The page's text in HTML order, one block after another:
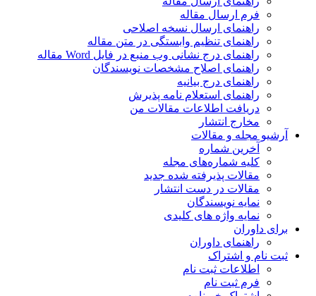
فرم ارسال مقاله
راهنمای ارسال نسخه اصلاحی
راهنمای تنظیم وابستگی در متن مقاله
راهنمای درج نشانی وب منبع در فایل Word مقاله
راهنمای اصلاح مشخصات نویسندگان
راهنمای درج بیانیه
راهنمای استعلام نامه پذیرش
دریافت اطلاعات مقالات من
مخارج انتشار
آرشیو مجله و مقالات
آخرین شماره
کلیه شماره‌های مجله
مقالات پذیرفته شده جدید
مقالات در دست انتشار
نمایه نویسندگان
نمایه واژه های کلیدی
برای داوران
راهنمای داوران
ثبت نام و اشتراک
اطلاعات ثبت نام
فرم ثبت نام